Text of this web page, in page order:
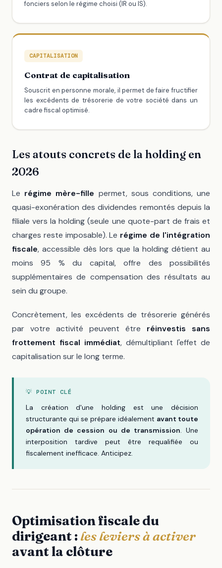
fonciers selon le régime choisi (IR ou IS).
CAPITALISATION
Contrat de capitalisation
Souscrit en personne morale, il permet de faire fructifier
les excédents de trésorerie de votre société dans un
cadre fiscal optimisé.
Les atouts concrets de la holding en
2026
Le régime mère-fille permet, sous conditions, une
quasi-exonération des dividendes remontés depuis la
filiale vers la holding (seule une quote-part de frais et
charges reste imposable). Le régime de l'intégration
fiscale, accessible dès lors que la holding détient au
moins 95 % du capital, offre des possibilités
supplémentaires de compensation des résultats au
sein du groupe.
Concrètement, les excédents de trésorerie générés
par votre activité peuvent être réinvestis sans
frottement fiscal immédiat, démultipliant l'effet de
capitalisation sur le long terme.
💡 POINT CLÉ
La création d'une holding est une décision
structurante qui se prépare idéalement avant toute
opération de cession ou de transmission. Une
interposition tardive peut être requalifiée ou
fiscalement inefficace. Anticipez.
Optimisation fiscale du
dirigeant : les leviers à activer
avant la clôture